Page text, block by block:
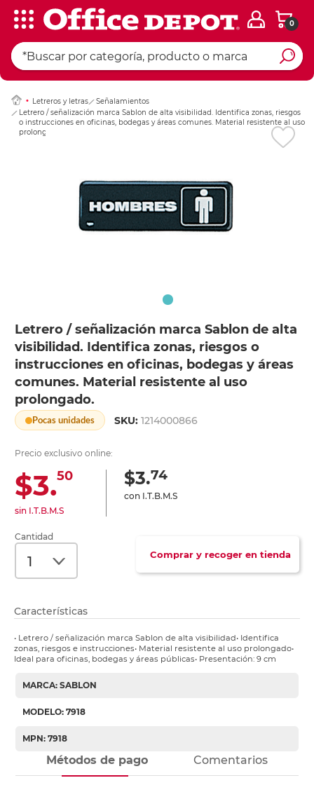
0
Letreros y letras
Señalamientos
Letrero / señalización marca Sablon de alta visibilidad. Identifica zonas, riesgos
o instrucciones en oficinas, bodegas y áreas comunes. Material resistente al uso
prolongado.
Letrero / señalización marca Sablon de alta
visibilidad. Identifica zonas, riesgos o
instrucciones en oficinas, bodegas y áreas
comunes. Material resistente al uso
prolongado.
Pocas unidades SKU:1214000866
Precio exclusivo online:
$3.50
sin I.T.B.M.S
$3.74
con I.T.B.M.S
Cantidad
Comprar y recoger en tienda
Ingresar Codigo
Características
• Letrero / señalización marca Sablon de alta visibilidad• Identifica
zonas, riesgos e instrucciones• Material resistente al uso prolongado•
Ideal para oficinas, bodegas y áreas públicas• Presentación: 9 cm
MARCA: SABLON
MODELO: 7918
MPN: 7918
Métodos de pago Comentarios